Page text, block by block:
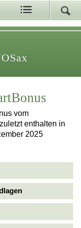
vom
enthalten in
2025